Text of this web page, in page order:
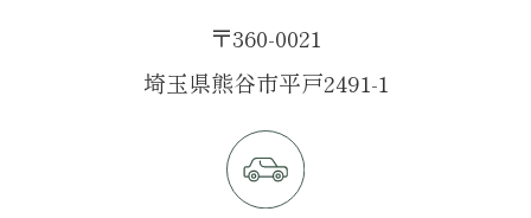
〒360-0021
埼玉県熊谷市平戸2491-1